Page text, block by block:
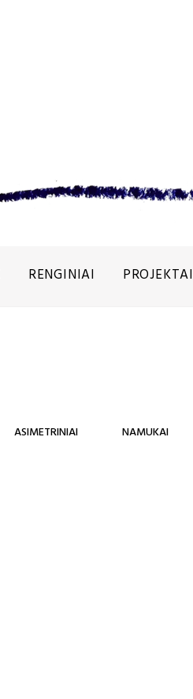
RENGINIAI PROJEKTAI
ASIMETRINIAI NAMUKAI